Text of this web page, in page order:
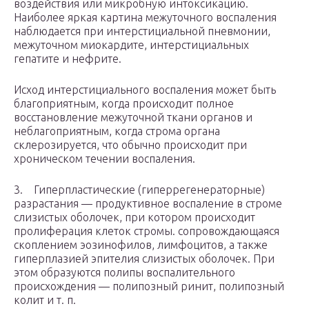
воздействия или микробную интоксикацию.
Наиболее яркая картина межуточного воспаления
наблюдается при интерстициальной пневмонии,
межуточном миокардите, интерстициальных
гепатите и нефрите.
Исход интерстициального воспаления может быть
благоприятным, когда происходит полное
восстановление межуточной ткани органов и
неблагоприятным, когда строма органа
склерозируется, что обычно происходит при
хроническом течении воспаления.
3. Гиперпластические (гиперрегенераторные)
разрастания — продуктивное воспаление в строме
слизистых оболочек, при котором происходит
пролиферация клеток стромы. сопровождающаяся
скоплением эозинофилов, лимфоцитов, а также
гиперплазией эпителия слизистых оболочек. При
этом образуются полипы воспалительного
происхождения — полипозный ринит, полипозный
колит и т. п.